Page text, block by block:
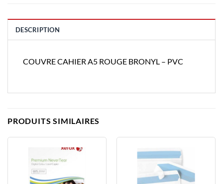
DESCRIPTION
COUVRE CAHIER A5 ROUGE BRONYL – PVC
PRODUITS SIMILAIRES